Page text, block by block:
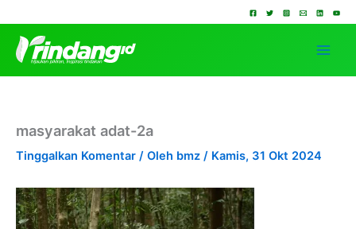
ke
konten
masyarakat adat-2a
Tinggalkan Komentar / Oleh bmz / Kamis, 31 Okt 2024